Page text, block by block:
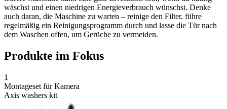
wäschst und einen niedrigen Energieverbrauch wünschst. Denke
auch daran, die Maschine zu warten – reinige den Filter, führe
regelmäßig ein Reinigungsprogramm durch und lasse die Tür nach
dem Waschen offen, um Gerüche zu vermeiden.
Produkte im Fokus
1
Montageset für Kamera
Axis washers kit